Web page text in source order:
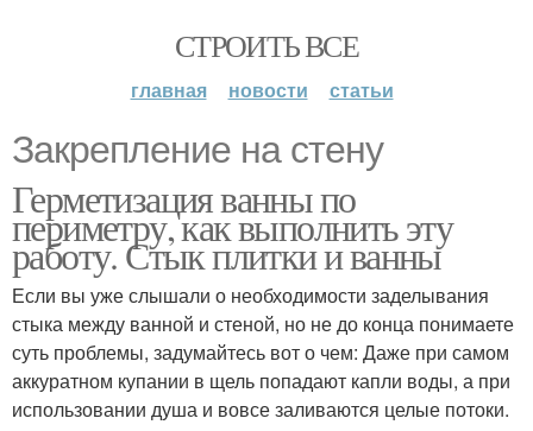
СТРОИТЬ ВСЕ
главная новости статьи
Закрепление на стену
Герметизация ванны по
периметру, как выполнить эту
работу. Стык плитки и ванны
Если вы уже слышали о необходимости заделывания
стыка между ванной и стеной, но не до конца понимаете
суть проблемы, задумайтесь вот о чем: Даже при самом
аккуратном купании в щель попадают капли воды, а при
использовании душа и вовсе заливаются целые потоки.